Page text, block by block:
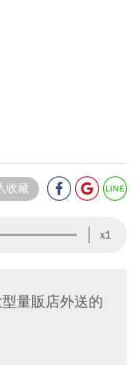
收藏
x1
量販店外送的